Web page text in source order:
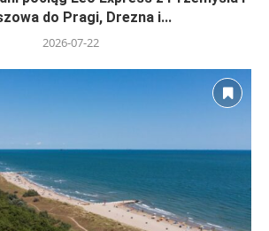
do Pragi, Drezna i...
2026-07-22